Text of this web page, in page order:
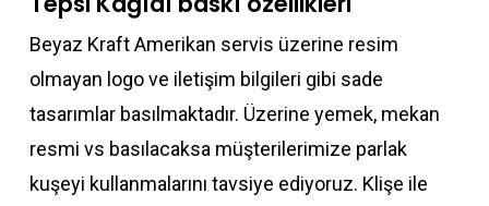
Beyaz Kraft Amerikan servis üzerine resim
olmayan logo ve iletişim bilgileri gibi sade
tasarımlar basılmaktadır. Üzerine yemek, mekan
resmi vs basılacaksa müşterilerimize parlak
kuşeyi kullanmalarını tavsiye ediyoruz. Klişe ile